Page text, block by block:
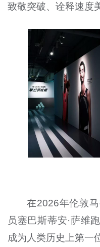
致敬突破、诠释速度
在2026年伦敦
员塞巴斯蒂安·萨维
成为人类历史上第一